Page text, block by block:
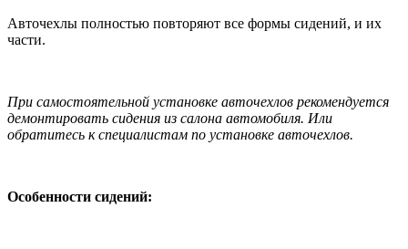
Авточехлы полностью повторяют все формы сидений, и их
части.
При самостоятельной установке авточехлов рекомендуется
демонтировать сидения из салона автомобиля. Или
обратитесь к специалистам по установке авточехлов.
Особенности сидений: